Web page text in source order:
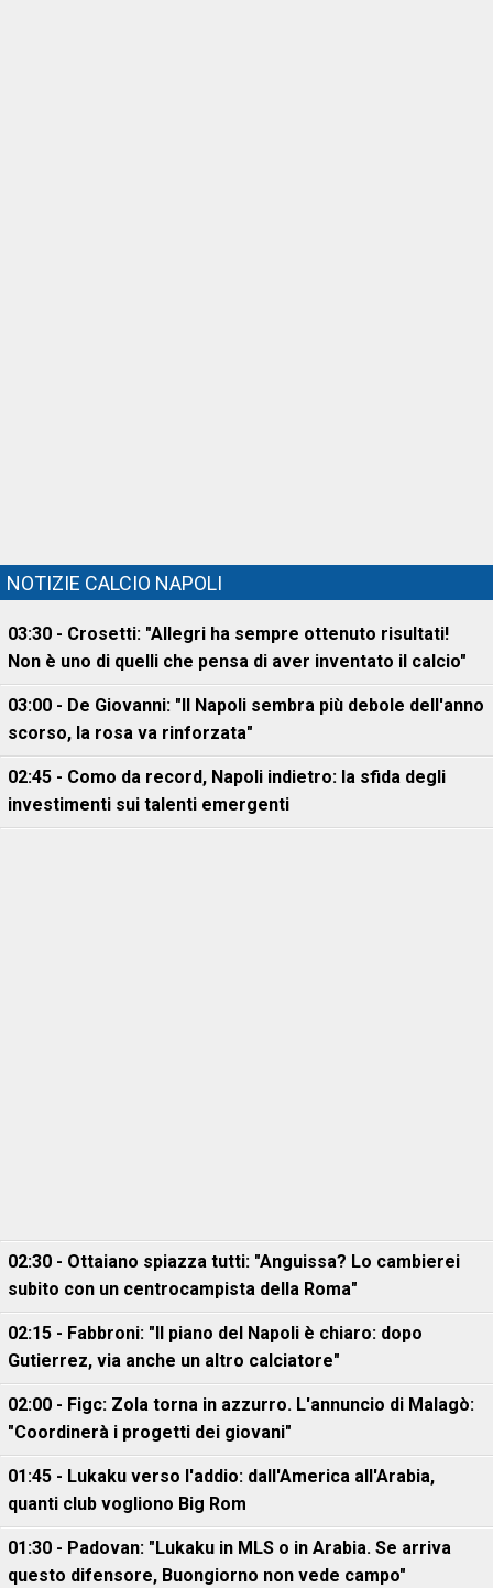
NOTIZIE CALCIO NAPOLI
03:30 - Crosetti: "Allegri ha sempre ottenuto risultati!
Non è uno di quelli che pensa di aver inventato il calcio"
03:00 - De Giovanni: "Il Napoli sembra più debole dell'anno
scorso, la rosa va rinforzata"
02:45 - Como da record, Napoli indietro: la sfida degli
investimenti sui talenti emergenti
02:30 - Ottaiano spiazza tutti: "Anguissa? Lo cambierei
subito con un centrocampista della Roma"
02:15 - Fabbroni: "Il piano del Napoli è chiaro: dopo
Gutierrez, via anche un altro calciatore"
02:00 - Figc: Zola torna in azzurro. L'annuncio di Malagò:
"Coordinerà i progetti dei giovani"
01:45 - Lukaku verso l'addio: dall'America all'Arabia,
quanti club vogliono Big Rom
01:30 - Padovan: "Lukaku in MLS o in Arabia. Se arriva
questo difensore, Buongiorno non vede campo"